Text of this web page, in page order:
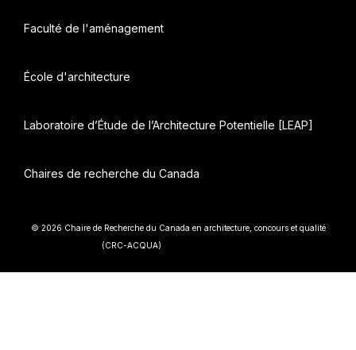
Faculté de l'aménagement
École d'architecture
Laboratoire d’Étude de l’Architecture Potentielle [LEAP]
Chaires de recherche du Canada
© 2026 Chaire de Recherche du Canada en architecture, concours et qualité
(CRC-ACQUA)